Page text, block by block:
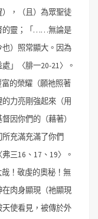
，（且）為眾聖徒
的靈；「……無論是
）照常顯大。因為
」〈腓一20-21〉。
的榮耀（願祂照著
力亮剛強起來（用
因你們的（藉著）
充滿充滿了你們
三16、17、19〉。
！敬虔的奧秘！無
肉身顯現（祂顯現
使看見，被傳於外